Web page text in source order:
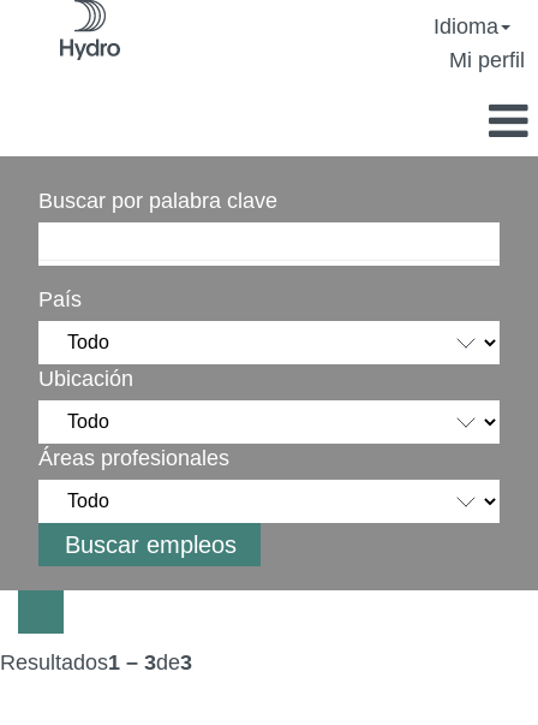
Idioma
Mi perfil
Buscar por palabra clave
País
Ubicación
Áreas profesionales
Resultados1 – 3de3